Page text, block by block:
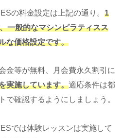
の料金設定は上記の通り。 1
一般的なマシンピラティスス
な価格設定です。
金等が無料、月会費永久割引に
実施しています。適応条件は都
で確認するようにしましょう。
では体験レッスンは実施して